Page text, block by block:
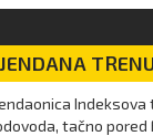
Indeksova
tačno